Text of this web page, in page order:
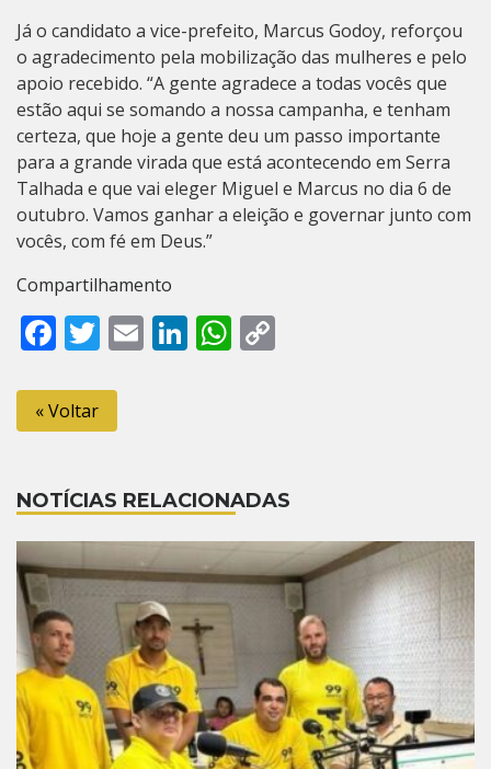
Já o candidato a vice-prefeito, Marcus Godoy, reforçou
o agradecimento pela mobilização das mulheres e pelo
apoio recebido. “A gente agradece a todas vocês que
estão aqui se somando a nossa campanha, e tenham
certeza, que hoje a gente deu um passo importante
para a grande virada que está acontecendo em Serra
Talhada e que vai eleger Miguel e Marcus no dia 6 de
outubro. Vamos ganhar a eleição e governar junto com
vocês, com fé em Deus.”
Compartilhamento
Facebook
Twitter
EmailLinkedIn
WhatsApp
« Voltar
NOTÍCIAS RELACIONADAS